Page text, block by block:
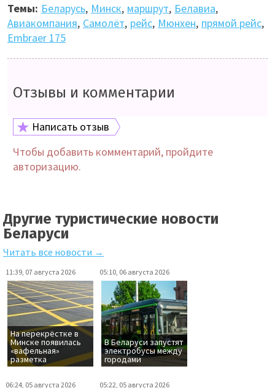
Темы: Беларусь, Минск, маршрут, Белавиа,
Авиакомпания, Самолёт, рейс, Мюнхен, прямой рейс,
Embraer 175
Отзывы и комментарии
Написать отзыв
Чтобы добавить комментарий, пройдите
авторизацию.
Другие туристические новости
Беларуси
Читать все новости →
11:39, 07 августа 2026
На перекрёстке в
Минске появилась
«вафельная»
разметка
05:10, 06 августа 2026
В Беларуси запустят
электробусы между
городами
06:24, 05 августа 2026 05:22, 05 августа 2026